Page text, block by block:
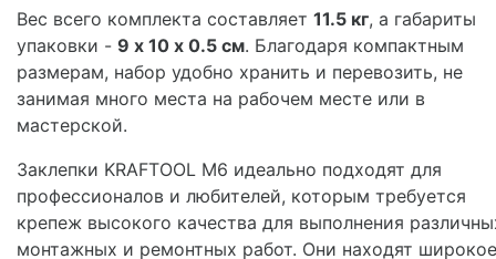
Вес всего комплекта составляет 11.5 кг, а габариты
упаковки - 9 х 10 х 0.5 см. Благодаря компактным
размерам, набор удобно хранить и перевозить, не
занимая много места на рабочем месте или в
мастерской.
Заклепки KRAFTOOL М6 идеально подходят для
профессионалов и любителей, которым требуется
крепеж высокого качества для выполнения
монтажных и ремонтных работ. Они находят широкое